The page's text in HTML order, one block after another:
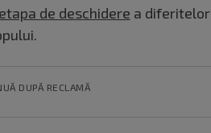
etapa de deschidere a diferitelor
DUPĂ RECLAMĂ